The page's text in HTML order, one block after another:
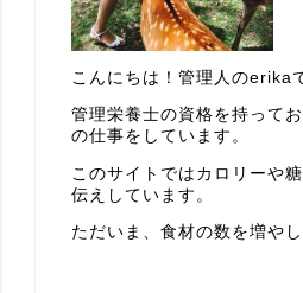
こんにちは！管理人のerika
管理栄養士の資格を持って
の仕事をしています。
このサイトではカロリーや
伝えしています。
ただいま、食材の数を増やし